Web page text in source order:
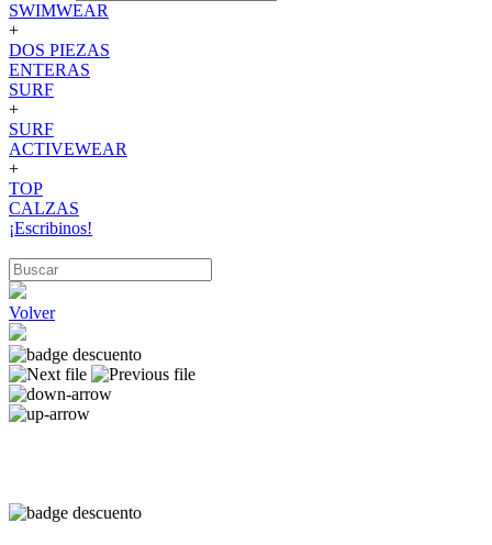
SWIMWEAR
+
DOS PIEZAS
ENTERAS
SURF
+
SURF
ACTIVEWEAR
+
TOP
CALZAS
¡Escribinos!
Volver